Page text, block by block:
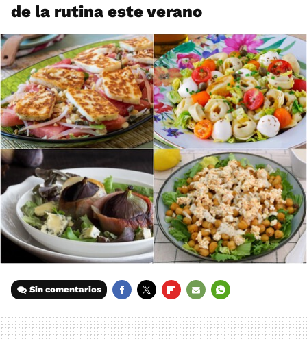
de la rutina este verano
Sin comentarios
MAIL